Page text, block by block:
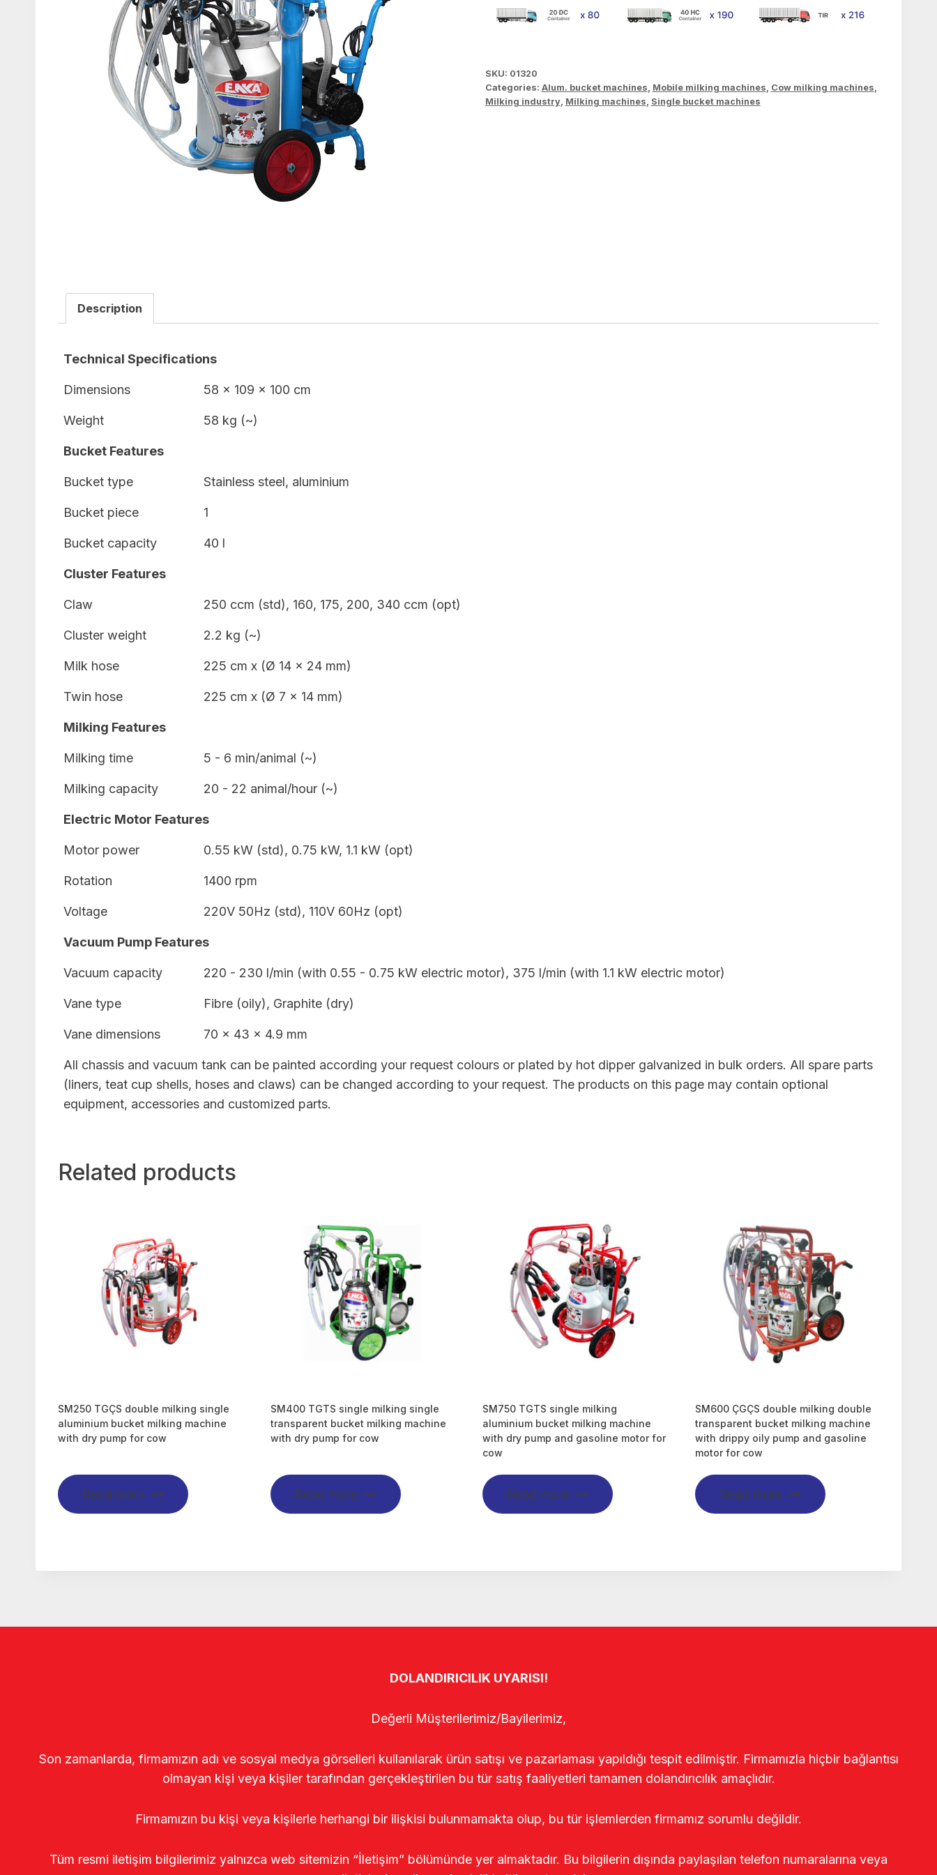
SKU: 01320
Categories: Alum. bucket machines, Mobile milking machines, Cow milking machines,
Milking industry, Milking machines, Single bucket machines
Description
Technical Specifications
Dimensions 58 x 109 x 100 cm
Weight 58 kg (~)
Bucket Features
Bucket type Stainless steel, aluminium
Bucket piece 1
Bucket capacity 40 l
Cluster Features
Claw 250 ccm (std), 160, 175, 200, 340 ccm (opt)
Cluster weight 2.2 kg (~)
Milk hose 225 cm x (Ø 14 x 24 mm)
Twin hose 225 cm x (Ø 7 x 14 mm)
Milking Features
Milking time 5 - 6 min/animal (~)
Milking capacity 20 - 22 animal/hour (~)
Electric Motor Features
Motor power 0.55 kW (std), 0.75 kW, 1.1 kW (opt)
Rotation 1400 rpm
Voltage 220V 50Hz (std), 110V 60Hz (opt)
Vacuum Pump Features
Vacuum capacity 220 - 230 l/min (with 0.55 - 0.75 kW electric motor), 375 l/min (with 1.1 kW electric motor)
Vane type Fibre (oily), Graphite (dry)
Vane dimensions 70 x 43 x 4.9 mm
All chassis and vacuum tank can be painted according your request colours or plated by hot dipper galvanized in bulk orders. All spare parts
(liners, teat cup shells, hoses and claws) can be changed according to your request. The products on this page may contain optional
equipment, accessories and customized parts.
Related products
SM250 TGÇS double milking single
aluminium bucket milking machine
with dry pump for cow
Read more
SM400 TGTS single milking single
transparent bucket milking machine
with dry pump for cow
Read more
SM750 TGTS single milking
aluminium bucket milking machine
with dry pump and gasoline motor for
cow
Read more
SM600 ÇGÇS double milking double
transparent bucket milking machine
with drippy oily pump and gasoline
motor for cow
Read more
DOLANDIRICILIK UYARISI!
Değerli Müşterilerimiz/Bayilerimiz,
Son zamanlarda, firmamızın adı ve sosyal medya görselleri kullanılarak ürün satışı ve pazarlaması yapıldığı tespit edilmiştir. Firmamızla hiçbir bağlantısı
olmayan kişi veya kişiler tarafından gerçekleştirilen bu tür satış faaliyetleri tamamen dolandırıcılık amaçlıdır.
Firmamızın bu kişi veya kişilerle herhangi bir ilişkisi bulunmamakta olup, bu tür işlemlerden firmamız sorumlu değildir.
Tüm resmi iletişim bilgilerimiz yalnızca web sitemizin “İletişim” bölümünde yer almaktadır. Bu bilgilerin dışında paylaşılan telefon numaralarına veya